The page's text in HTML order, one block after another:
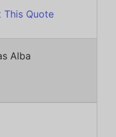
This Quote
Alba